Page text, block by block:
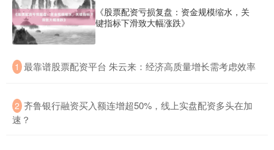
《股票配资亏损复盘：资金规模缩水，关
键指标下滑致大幅涨跌》
1 ​最靠谱股票配资平台 朱云来：经济高质量增长需考虑效率
2 ​齐鲁银行融资买入额连增超50%，线上实盘配资多头在加
速？